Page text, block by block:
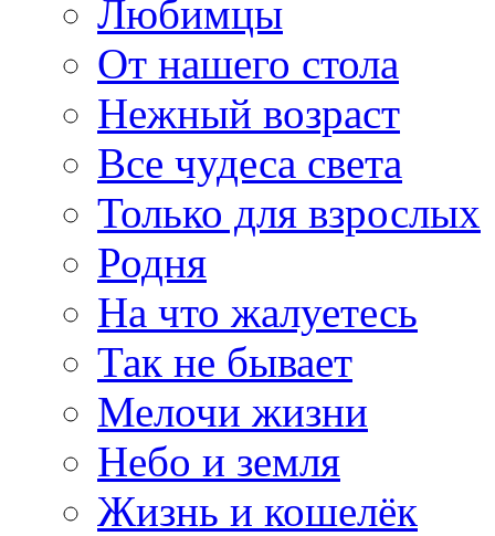
Любимцы
От нашего стола
Нежный возраст
Все чудеса света
Только для взрослых
Родня
На что жалуетесь
Так не бывает
Мелочи жизни
Небо и земля
Жизнь и кошелёк